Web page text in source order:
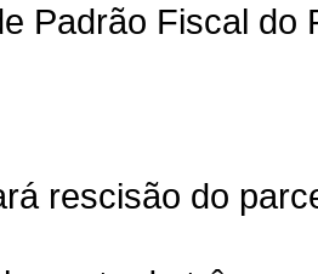
Padrão Fiscal do
rescisão do